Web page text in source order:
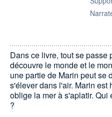
Dans ce livre, tout se passe
découvre le monde et le
une partie de Marin peut se
s'élever dans l'air. Marin est
oblige la mer à s'aplatir. Qui
?